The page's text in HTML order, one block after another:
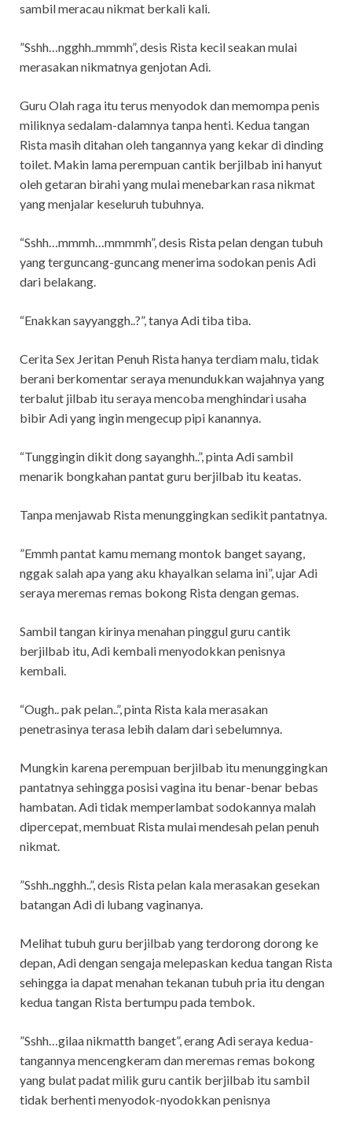
sambil meracau nikmat berkali kali.
”Sshh…ngghh..mmmh”, desis Rista kecil seakan mulai
merasakan nikmatnya genjotan Adi.
Guru Olah raga itu terus menyodok dan memompa penis
miliknya sedalam-dalamnya tanpa henti. Kedua tangan
Rista masih ditahan oleh tangannya yang kekar di dinding
toilet. Makin lama perempuan cantik berjilbab ini hanyut
oleh getaran birahi yang mulai menebarkan rasa nikmat
yang menjalar keseluruh tubuhnya.
“Sshh…mmmh…mmmmh”, desis Rista pelan dengan tubuh
yang terguncang-guncang menerima sodokan penis Adi
dari belakang.
“Enakkan sayyanggh..?”, tanya Adi tiba tiba.
Cerita Sex Jeritan Penuh Rista hanya terdiam malu, tidak
berani berkomentar seraya menundukkan wajahnya yang
terbalut jilbab itu seraya mencoba menghindari usaha
bibir Adi yang ingin mengecup pipi kanannya.
“Tunggingin dikit dong sayanghh..”, pinta Adi sambil
menarik bongkahan pantat guru berjilbab itu keatas.
Tanpa menjawab Rista menunggingkan sedikit pantatnya.
”Emmh pantat kamu memang montok banget sayang,
nggak salah apa yang aku khayalkan selama ini”, ujar Adi
seraya meremas remas bokong Rista dengan gemas.
Sambil tangan kirinya menahan pinggul guru cantik
berjilbab itu, Adi kembali menyodokkan penisnya
kembali.
“Ough.. pak pelan..”, pinta Rista kala merasakan
penetrasinya terasa lebih dalam dari sebelumnya.
Mungkin karena perempuan berjilbab itu menunggingkan
pantatnya sehingga posisi vagina itu benar-benar bebas
hambatan. Adi tidak memperlambat sodokannya malah
dipercepat, membuat Rista mulai mendesah pelan penuh
nikmat.
”Sshh..ngghh..”, desis Rista pelan kala merasakan gesekan
batangan Adi di lubang vaginanya.
Melihat tubuh guru berjilbab yang terdorong dorong ke
depan, Adi dengan sengaja melepaskan kedua tangan Rista
sehingga ia dapat menahan tekanan tubuh pria itu dengan
kedua tangan Rista bertumpu pada tembok.
”Sshh…gilaa nikmatth banget”, erang Adi seraya kedua-
tangannya mencengkeram dan meremas remas bokong
yang bulat padat milik guru cantik berjilbab itu sambil
tidak berhenti menyodok-nyodokkan penisnya